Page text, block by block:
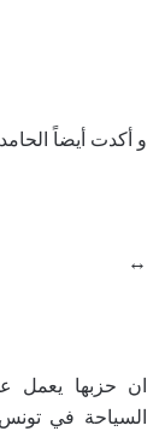
و أكدت أيضاً
↔
ان حزبها يعمل
السياحة في